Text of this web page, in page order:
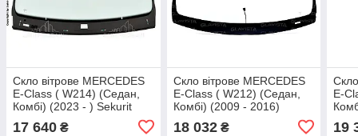
Скло вітрове MERCEDES
E-Class ( W214) (Седан,
Комбі) (2023 - ) Sekurit
17 640 ₴
Скло вітрове MERCEDES
E-Class ( W212) (Седан,
Комбі) (2009 - 2016)
18 032₴
E-
19